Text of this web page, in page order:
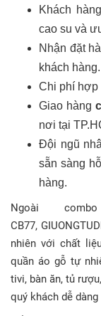
Khách
cao su và
Nhận đặt
khách hàng.
Chi phí hợp
Giao hàng
nơi tại
Đội ngũ
sẵn sàng
hàng.
Ngoài
CB77,
nhiên với chất
quần áo gỗ tự
tivi, bàn ăn, tủ
quý khách dễ